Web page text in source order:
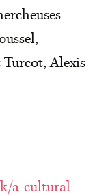
Alexis
a-cultural-